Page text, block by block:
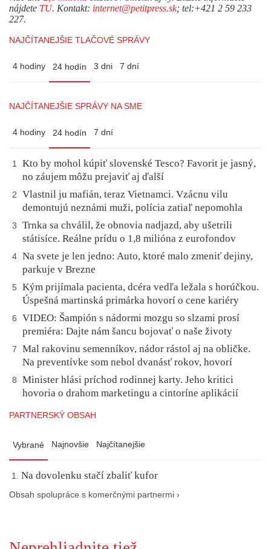
nájdete TU. Kontakt: internet@petitpress.sk; tel:+421 2 59 233
227.
NAJČÍTANEJŠIE TLAČOVÉ SPRÁVY
4 hodiny 24 hodín 3 dni 7 dní
NAJČÍTANEJŠIE SPRÁVY NA SME
4 hodiny 24 hodín 7 dní
1
Kto by mohol kúpiť slovenské Tesco? Favorit je jasný,
no záujem môžu prejaviť aj ďalší
2
Vlastnil ju mafián, teraz Vietnamci. Vzácnu vilu
demontujú neznámi muži, polícia zatiaľ nepomohla
3
Trnka sa chválil, že obnovia nadjazd, aby ušetrili
státisíce. Reálne prídu o 1,8 milióna z eurofondov
4 Na svete je len jedno: Auto, ktoré malo zmeniť dejiny,
parkuje v Brezne
5
Kým prijímala pacienta, dcéra vedľa ležala s horúčkou.
Úspešná martinská primárka hovorí o cene kariéry
6
VIDEO: Šampión s nádormi mozgu so slzami prosí
premiéra: Dajte nám šancu bojovať o naše životy
7
Mal rakovinu semenníkov, nádor rástol aj na obličke.
Na preventívke som nebol dvanásť rokov, hovorí
8
Minister hlási príchod rodinnej karty. Jeho kritici
hovoria o drahom marketingu a cintoríne aplikácií
PARTNERSKÝ OBSAH
Vybrané Najnovšie Najčítanejšie
Na dovolenku stačí zbaliť kufor
Obsah spolupráce s komerčnými partnermi ›